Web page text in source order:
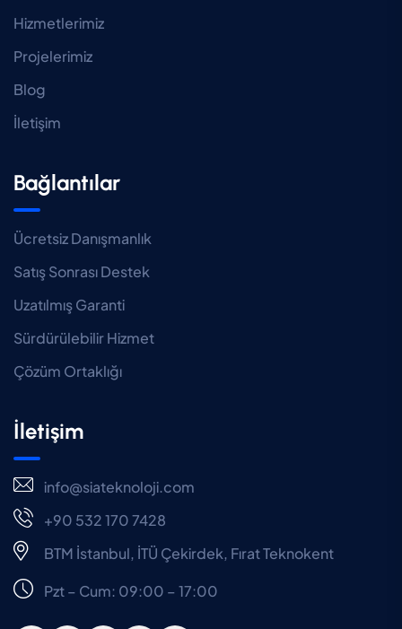
Hizmetlerimiz
Projelerimiz
Blog
İletişim
Bağlantılar
Ücretsiz Danışmanlık
Satış Sonrası Destek
Uzatılmış Garanti
Sürdürülebilir Hizmet
Çözüm Ortaklığı
İletişim
info@siateknoloji.com
+90 532 170 7428
BTM İstanbul, İTÜ Çekirdek, Fırat Teknokent
Pzt – Cum: 09:00 – 17:00